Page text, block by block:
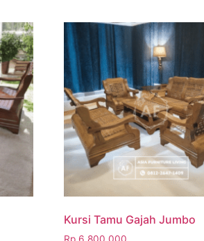
Kursi Tamu Gajah Jumbo